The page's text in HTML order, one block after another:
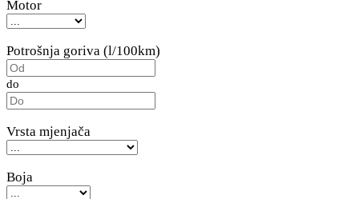
Motor
Potrošnja goriva (l/100km)
do
Vrsta mjenjača
Boja